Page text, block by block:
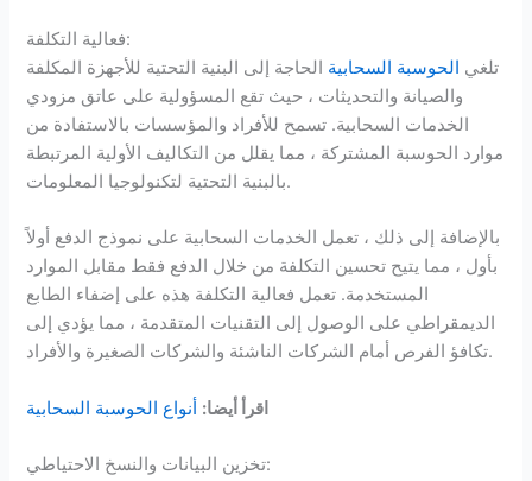
فعالية التكلفة:
تلغي الحوسبة السحابية الحاجة إلى البنية التحتية للأجهزة المكلفة
والصيانة والتحديثات ، حيث تقع المسؤولية على عاتق مزودي
الخدمات السحابية. تسمح للأفراد والمؤسسات بالاستفادة من
موارد الحوسبة المشتركة ، مما يقلل من التكاليف الأولية المرتبطة
بالبنية التحتية لتكنولوجيا المعلومات.
بالإضافة إلى ذلك ، تعمل الخدمات السحابية على نموذج الدفع أولاً
بأول ، مما يتيح تحسين التكلفة من خلال الدفع فقط مقابل الموارد
المستخدمة. تعمل فعالية التكلفة هذه على إضفاء الطابع
الديمقراطي على الوصول إلى التقنيات المتقدمة ، مما يؤدي إلى
تكافؤ الفرص أمام الشركات الناشئة والشركات الصغيرة والأفراد.
اقرأ أيضا: أنواع الحوسبة السحابية
تخزين البيانات والنسخ الاحتياطي: